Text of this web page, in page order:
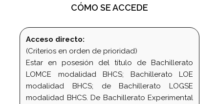
CÓMO SE ACCEDE
Acceso directo:
(Criterios en orden de prioridad)
Estar en posesión del título de Bachillerato
LOMCE modalidad BHCS; Bachillerato LOE
modalidad BHCS; de Bachillerato LOGSE
modalidad BHCS. De Bachillerato Experimental